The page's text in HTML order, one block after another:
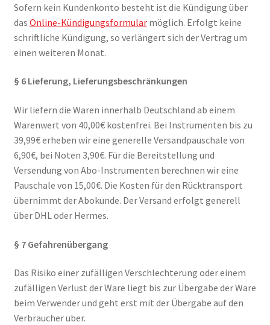
Sofern kein Kundenkonto besteht ist die Kündigung über
das Online-Kündigungsformularmöglich. Erfolgt keine
schriftliche Kündigung, so verlängert sich der Vertrag um
einen weiteren Monat.
§ 6 Lieferung, Lieferungsbeschränkungen
Wir liefern die Waren innerhalb Deutschland ab einem
Warenwert von 40,00€ kostenfrei. Bei Instrumenten bis zu
39,99€ erheben wir eine generelle Versandpauschale von
6,90€, bei Noten 3,90€. Für die Bereitstellung und
Versendung von Abo-Instrumenten berechnen wir eine
Pauschale von 15,00€. Die Kosten für den Rücktransport
übernimmt der Abokunde. Der Versand erfolgt generell
über DHL oder Hermes.
§ 7 Gefahrenübergang
Das Risiko einer zufälligen Verschlechterung oder einem
zufälligen Verlust der Ware liegt bis zur Übergabe der Ware
beim Verwender und geht erst mit der Übergabe auf den
Verbraucher über.